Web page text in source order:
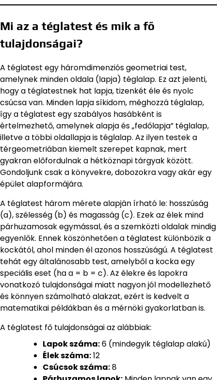
Mi az a téglatest és mik a fő
tulajdonságai?
A téglatest egy háromdimenziós geometriai test,
amelynek minden oldala (lapja) téglalap. Ez azt jelenti,
hogy a téglatestnek hat lapja, tizenkét éle és nyolc
csúcsa van. Minden lapja síkidom, méghozzá téglalap,
így a téglatest egy szabályos hasábként is
értelmezhető, amelynek alapja és „fedőlapja” téglalap,
illetve a többi oldallapja is téglalap. Az ilyen testek a
térgeometriában kiemelt szerepet kapnak, mert
gyakran előfordulnak a hétköznapi tárgyak között.
Gondoljunk csak a könyvekre, dobozokra vagy akár egy
épület alapformájára.
A téglatest három mérete alapján írható le: hosszúság
(a), szélesség (b) és magasság (c). Ezek az élek mind
párhuzamosak egymással, és a szemközti oldalak mindig
egyenlők. Ennek köszönhetően a téglatest különbözik a
kockától, ahol minden él azonos hosszúságú. A téglatest
tehát egy általánosabb test, amelyből a kocka egy
speciális eset (ha a = b = c). Az élekre és lapokra
vonatkozó tulajdonságai miatt nagyon jól modellezhető
és könnyen számolható alakzat, ezért is kedvelt a
matematikai példákban és a mérnöki gyakorlatban is.
A téglatest fő tulajdonságai az alábbiak:
Lapok száma:6 (mindegyik téglalap alakú)
Élek száma:12
Csúcsok száma:8